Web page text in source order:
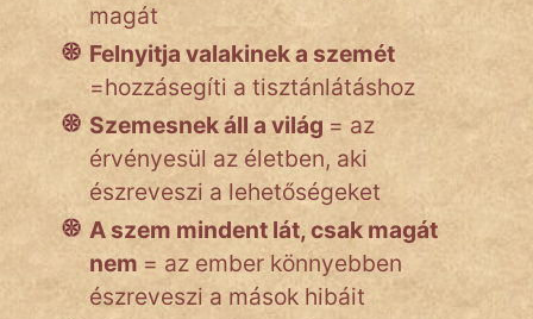
magát
Felnyitja valakinek a szemét
=hozzásegíti a tisztánlátáshoz
Szemesnek áll a világ = az
érvényesül az életben, aki
észreveszi a lehetőségeket
A szem mindent lát, csak magát
nem = az ember könnyebben
észreveszi a mások hibáit